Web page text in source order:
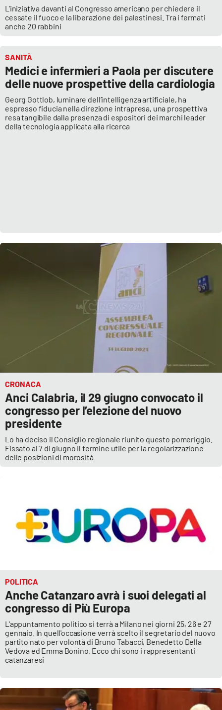
L'iniziativa davanti al Congresso americano per chiedere il
cessate il fuoco e la liberazione dei palestinesi. Tra i fermati
anche 20 rabbini
SANITÀ
Medici e infermieri a Paola per discutere
delle nuove prospettive della cardiologia
Georg Gottlob, luminare dell’intelligenza artificiale, ha
espresso fiducia nella direzione intrapresa, una prospettiva
resa tangibile dalla presenza di espositori dei marchi leader
della tecnologia applicata alla ricerca
CRONACA
Anci Calabria, il 29 giugno convocato il
congresso per l’elezione del nuovo
presidente
Lo ha deciso il Consiglio regionale riunito questo pomeriggio.
Fissato al 7 di giugno il termine utile per la regolarizzazione
delle posizioni di morosità
POLITICA
Anche Catanzaro avrà i suoi delegati al
congresso di Più Europa
L'appuntamento politico si terrà a Milano nei giorni 25, 26 e 27
gennaio. In quell'occasione verrà scelto il segretario del nuovo
partito nato per volontà di Bruno Tabacci, Benedetto Della
Vedova ed Emma Bonino. Ecco chi sono i rappresentanti
catanzaresi